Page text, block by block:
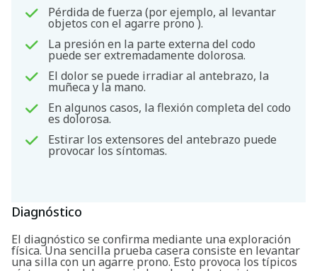
Pérdida de fuerza (por ejemplo, al levantar
objetos con el agarre prono ).
La presión en la parte externa del codo
puede ser extremadamente dolorosa.
El dolor se puede irradiar al antebrazo, la
muñeca y la mano.
En algunos casos, la flexión completa del codo
es dolorosa.
Estirar los extensores del antebrazo puede
provocar los síntomas.
Diagnóstico
El diagnóstico se confirma mediante una exploración
física. Una sencilla prueba casera consiste en levantar
una silla con un agarre prono. Esto provoca los típicos